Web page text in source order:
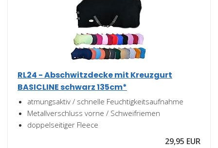
RL24 - Abschwitzdecke mit Kreuzgurt
BASICLINE schwarz 135cm*
atmungsaktiv / schnelle Feuchtigkeitsaufnahme
Metallverschluss vorne / Schweifriemen
doppelseitiger Fleece
29,95 EUR